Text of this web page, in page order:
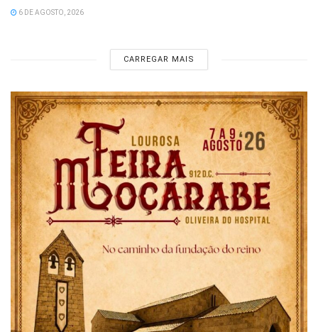
6 DE AGOSTO, 2026
CARREGAR MAIS